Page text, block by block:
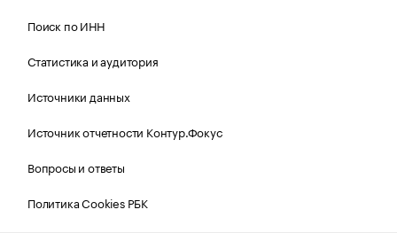
Поиск по ИНН
Статистика и аудитория
Источники данных
Источник отчетности Контур.Фокус
Вопросы и ответы
Политика Cookies РБК